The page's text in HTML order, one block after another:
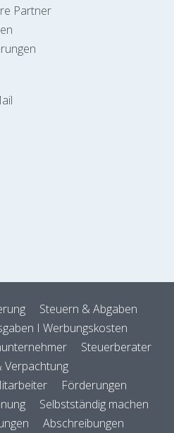
Partner
Steuern & Abgaben
I Werbungskosten
Steuerberater
Verpachtung
Förderungen
Selbstständig machen
Abschreibungen